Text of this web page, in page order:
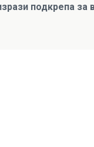
подкрепа